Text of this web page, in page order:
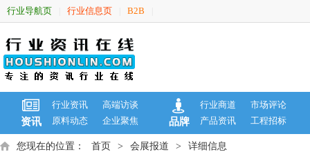
行业导航页 行业信息页 B2B
资讯
行业资讯
高端访谈
原料动态
企业聚焦 品牌
行业商道
市场评论
产品资讯
工程招标
您现在的位置： 首页 > 会展报道 > 详细信息